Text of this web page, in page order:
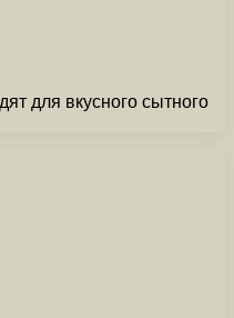
для вкусного сытного